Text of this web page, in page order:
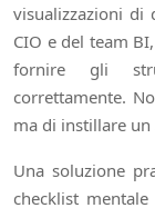
visualizzazioni
CIO e del team
fornire gli
correttamente.
ma di instillare
Una soluzione
checklist